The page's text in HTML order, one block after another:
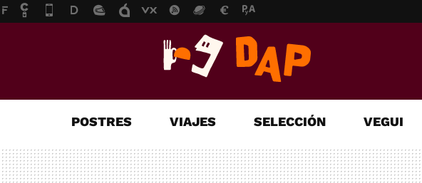
POSTRES VIAJES SELECCIÓN VEGUI